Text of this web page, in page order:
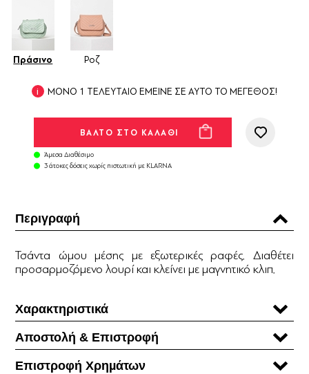
Πράσινο Ροζ
ΜΟΝΟ 1 ΤΕΛΕΥΤΑΙΟ ΕΜΕΙΝΕ ΣΕ ΑΥΤΟ ΤΟ ΜΕΓΕΘΟΣ!
Άμεσα Διαθέσιμο
3 άτοκες δόσεις χωρίς πιστωτική με KLARNA
Περιγραφή
Τσάντα ώμου μέσης με εξωτερικές ραφές. Διαθέτει
προσαρμοζόμενο λουρί και κλείνει με μαγνητικό κλιπ.
Χαρακτηριστικά
Αποστολή & Επιστροφή
Επιστροφή Χρηµάτων